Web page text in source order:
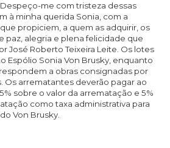
me com tristeza dessas
à minha querida Sonia, com a
propiciem, a quem as adquirir, os
paz, alegria e plena felicidade que
José Roberto Teixeira Leite. Os lotes
Espólio Sonia Von Brusky, enquanto
a obras consignadas por
Os arrematantes deverão pagar ao
sobre o valor da arrematação e 5%
como taxa administrativa para
Von Brusky.